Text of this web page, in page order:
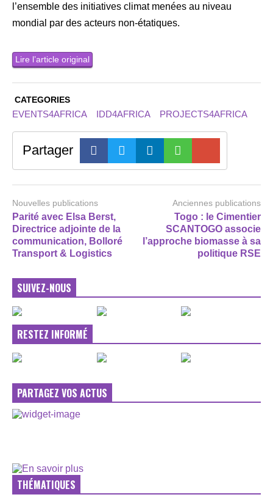
l’ensemble des initiatives climat menées au niveau
mondial par des acteurs non-étatiques.
Lire l’article original
CATEGORIES
EVENTS4AFRICA IDD4AFRICA PROJECTS4AFRICA
Partager
Nouvelles publications
Parité avec Elsa Berst,
Directrice adjointe de la
communication, Bolloré
Transport & Logistics
Anciennes publications
Togo : le Cimentier
SCANTOGO associe
l’approche biomasse à sa
politique RSE
SUIVEZ-NOUS
RESTEZ INFORMÉ
PARTAGEZ VOS ACTUS
THÉMATIQUES